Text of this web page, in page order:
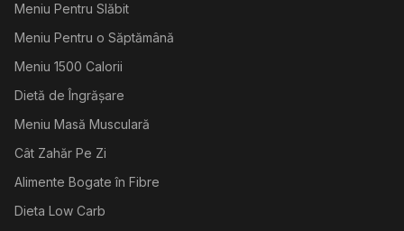
Meniu Pentru Slăbit
Meniu Pentru o Săptămână
Meniu 1500 Calorii
Dietă de Îngrășare
Meniu Masă Musculară
Cât Zahăr Pe Zi
Alimente Bogate în Fibre
Dieta Low Carb